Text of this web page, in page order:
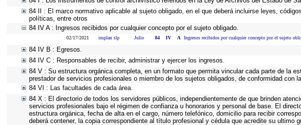
84 II : El marco normativo aplicable al sujeto obligado, en el que deberá incluirse leyes,
políticas, entre otros
84 IV A : Ingresos recibidos por cualquier concepto por el sujeto obligado.
02/17/2021 implan slp Julio 84 IV A Ingresos recibidos por cualquier concepto por el sujeto
84 IV B : Egresos.
84 IV C : Responsables de recibir, administrar y ejercer los ingresos.
84 V : Su estructura orgánica completa, en un formato que permita vincular cada parte de la
prestador de servicios profesionales o miembro de los sujetos obligados, de conformidad con
84 VI : Las facultades de cada área.
84 X : El directorio de todos los servidores públicos, independientemente de que brinden
servicios profesionales bajo el régimen de confianza u honorarios y personal de base. El
estructura orgánica, fecha de alta en el cargo, número telefónico, domicilio para recibir
deberá contener, la copia correspondiente al título profesional y cédula que acredite su ultimo